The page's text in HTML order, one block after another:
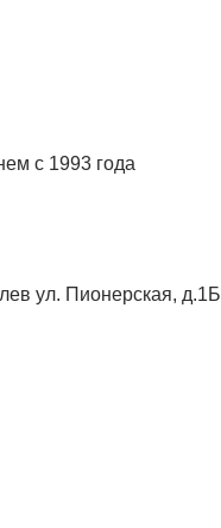
с 1993 года
ул. Пионерская, д.1Б